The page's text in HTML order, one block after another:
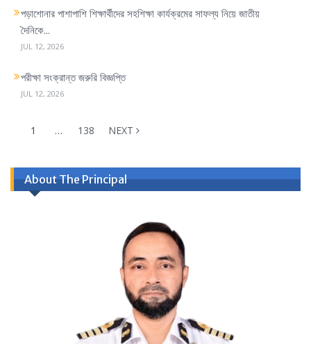
পড়াশোনার পাশাপাশি শিক্ষার্থীদের সহশিক্ষা কার্যক্রমের সাফল্য নিয়ে জাতীয়
দৈনিকে...
JUL 12, 2026
পরীক্ষা সংক্রান্ত জরুরি বিজ্ঞপ্তি
JUL 12, 2026
1 … 138 NEXT
About The Principal